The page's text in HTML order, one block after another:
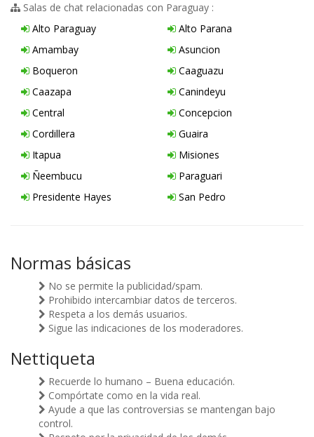
Salas de chat relacionadas con Paraguay :
Alto Paraguay
Alto Parana
Amambay
Asuncion
Boqueron
Caaguazu
Caazapa
Canindeyu
Central
Concepcion
Cordillera
Guaira
Itapua
Misiones
Ñeembucu
Paraguari
Presidente Hayes
San Pedro
Normas básicas
No se permite la publicidad/spam.
Prohibido intercambiar datos de terceros.
Respeta a los demás usuarios.
Sigue las indicaciones de los moderadores.
Nettiqueta
Recuerde lo humano – Buena educación.
Compórtate como en la vida real.
Ayude a que las controversias se mantengan bajo
control.